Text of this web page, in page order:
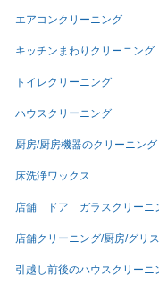
エアコンクリーニング
キッチンまわりクリーニング
トイレクリーニング
ハウスクリーニング
厨房/厨房機器のクリーニング
床洗浄ワックス
店舗 ドア ガラスクリーニ
店舗クリーニング/厨房/グリ
引越し前後のハウスクリーニ